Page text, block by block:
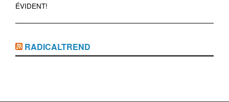
ÉVIDENT!
RADICALTREND